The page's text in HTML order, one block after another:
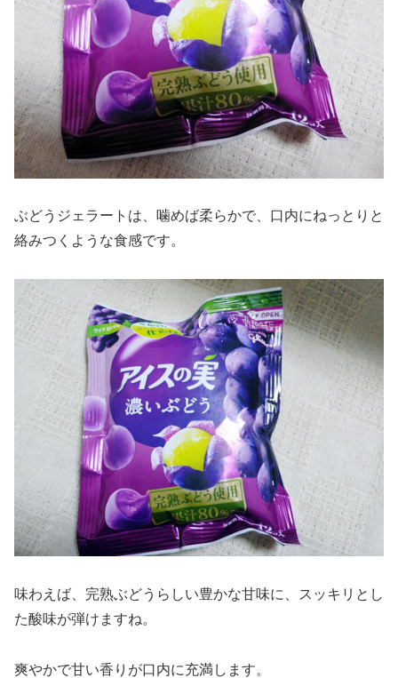
ぶどうジェラートは、噛めば柔らかで、口内にねっとりと
絡みつくような食感です。
味わえば、完熟ぶどうらしい豊かな甘味に、スッキリとし
た酸味が弾けますね。
爽やかで甘い香りが口内に充満します。